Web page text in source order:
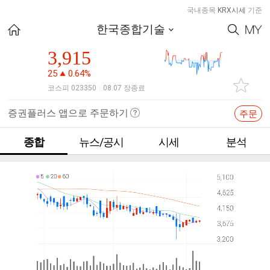
국내종목 KRX시세 기준
한국종합기술
3,915
25 0.64%
코스피 023350 08.07 장종료
증권플러스 앱으로 주문하기 주문
종합 뉴스/공시 시세 분석